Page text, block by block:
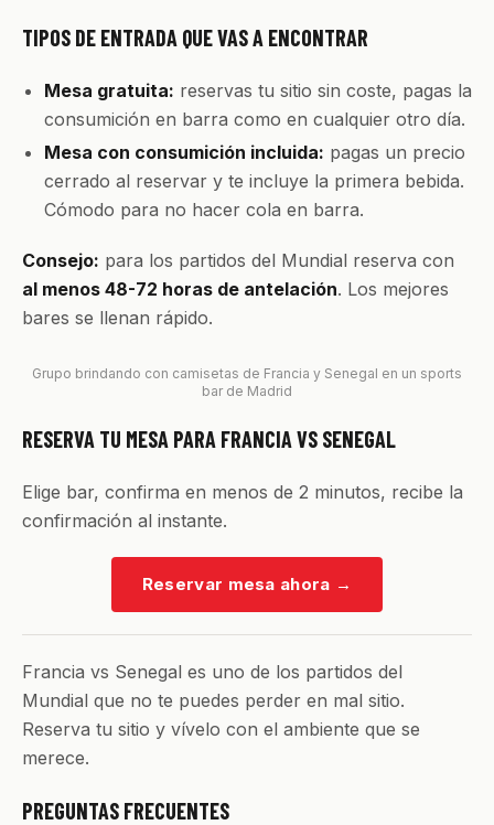
TIPOS DE ENTRADA QUE VAS A ENCONTRAR
Mesa gratuita: reservas tu sitio sin coste, pagas la
consumición en barra como en cualquier otro día.
Mesa con consumición incluida: pagas un precio
cerrado al reservar y te incluye la primera bebida.
Cómodo para no hacer cola en barra.
Consejo: para los partidos del Mundial reserva con
al menos 48-72 horas de antelación. Los mejores
bares se llenan rápido.
Grupo brindando con camisetas de Francia y Senegal en un sports
bar de Madrid
RESERVA TU MESA PARA FRANCIA VS SENEGAL
Elige bar, confirma en menos de 2 minutos, recibe la
confirmación al instante.
Reservar mesa ahora →
Francia vs Senegal es uno de los partidos del
Mundial que no te puedes perder en mal sitio.
Reserva tu sitio y vívelo con el ambiente que se
merece.
PREGUNTAS FRECUENTES